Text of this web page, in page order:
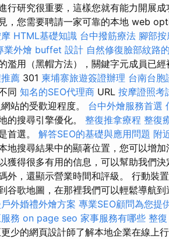
行研究很重要，這樣您就有能力開展
，您需要聘請一家可靠的本地 web
HTML基礎知識 台中撥筋療法 腳部按
業外燴 buffet 設計 自然修復臉部紋路
濫用（黑帽方法），關鍵字元成員已經
薦 301 柬埔寨旅遊簽證辦理 台南台胞
同 知名的SEO代理商 URL 按摩證照考
站的受歡迎程度。 台中外燴服務首選
的搜尋引擎優化。 整復推拿療程 整復
首選。 解答SEO的基礎與應用問題 附
地搜尋結果中的顯著位置，您可以增
獲得很多有用的信息，可以幫助我們
外，還顯示營業時間和評級。 行動裝
谷歌地圖，在那裡我們可以輕鬆導航
外婚禮外燴方案 專業SEO顧問為您提
務 on page seo 家事服務有哪些 整
少的網頁設計師了解本地企業在線上